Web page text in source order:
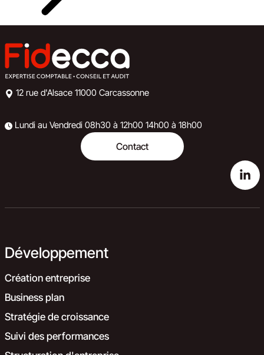
12 rue d'Alsace 11000 Carcassonne
Lundi au Vendredi 08h30 à 12h00 14h00 à 18h00
Contact
Développement
Création entreprise
Business plan
Stratégie de croissance
Suivi des performances